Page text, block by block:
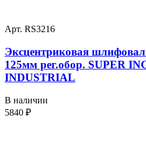
Арт. RS3216
Эксцентриковая
125мм рег.обор. SUPER
INDUSTRIAL
В наличии
5840 ₽